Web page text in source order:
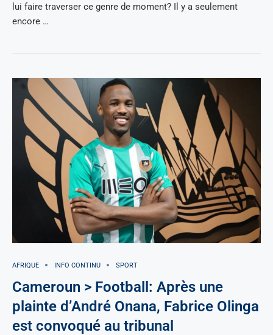
lui faire traverser ce genre de moment? Il y a seulement
encore …
AFRIQUE INFO CONTINU SPORT
Cameroun > Football: Après une
plainte d’André Onana, Fabrice Olinga
est convoqué au tribunal